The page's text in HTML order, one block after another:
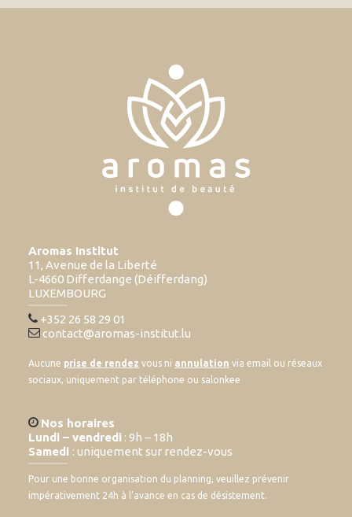
Aromas Institut
11, Avenue de la Liberté
L-4660 Differdange (Déifferdang)
LUXEMBOURG
+352 26 58 29 01
contact@aromas-institut.lu
Aucune prise de rendez vous ni annulation via email ou réseaux
sociaux, uniquement par téléphone ou salonkee
Nos horaires
Lundi – vendredi : 9h – 18h
Samedi : uniquement sur rendez-vous
Pour une bonne organisation du planning, veuillez prévenir
impérativement 24h à l’avance en cas de désistement.